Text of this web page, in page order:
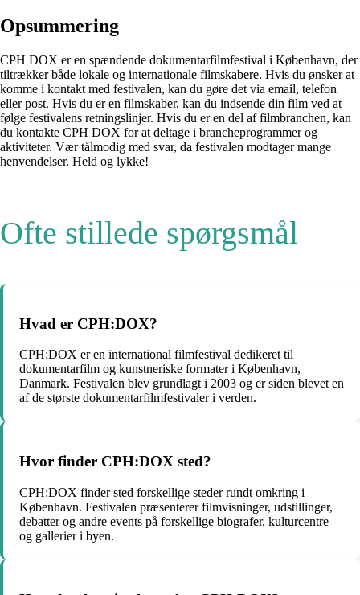
Opsummering
CPH DOX er en spændende dokumentarfilmfestival i København, der
tiltrækker både lokale og internationale filmskabere. Hvis du ønsker at
komme i kontakt med festivalen, kan du gøre det via email, telefon
eller post. Hvis du er en filmskaber, kan du indsende din film ved at
følge festivalens retningslinjer. Hvis du er en del af filmbranchen, kan
du kontakte CPH DOX for at deltage i brancheprogrammer og
aktiviteter. Vær tålmodig med svar, da festivalen modtager mange
henvendelser. Held og lykke!
Ofte stillede spørgsmål
Hvad er CPH:DOX?
CPH:DOX er en international filmfestival dedikeret til
dokumentarfilm og kunstneriske formater i København,
Danmark. Festivalen blev grundlagt i 2003 og er siden blevet en
af de største dokumentarfilmfestivaler i verden.
Hvor finder CPH:DOX sted?
CPH:DOX finder sted forskellige steder rundt omkring i
København. Festivalen præsenterer filmvisninger, udstillinger,
debatter og andre events på forskellige biografer, kulturcentre
og gallerier i byen.